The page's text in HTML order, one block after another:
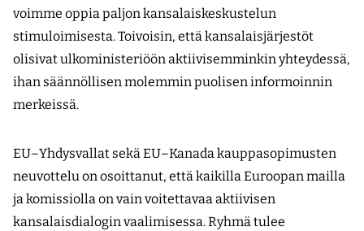
voimme oppia paljon kansalaiskeskustelun
stimuloimisesta. Toivoisin, että kansalaisjärjestöt
olisivat ulkoministeriöön aktiivisemminkin yhteydessä,
ihan säännöllisen molemmin puolisen informoinnin
merkeissä.
EU–Yhdysvallat sekä EU–Kanada kauppasopimusten
neuvottelu on osoittanut, että kaikilla Euroopan mailla
ja komissiolla on vain voitettavaa aktiivisen
kansalaisdialogin vaalimisessa. Ryhmä tulee